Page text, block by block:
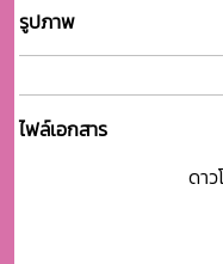
รูปภาพ
ไฟล์เอกสาร
ดา